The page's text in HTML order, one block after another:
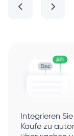
Integrieren
Käufe zu